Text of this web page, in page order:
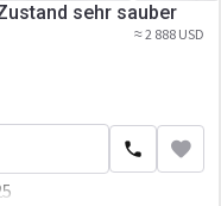
sehr sauber
≈ 2 888 USD